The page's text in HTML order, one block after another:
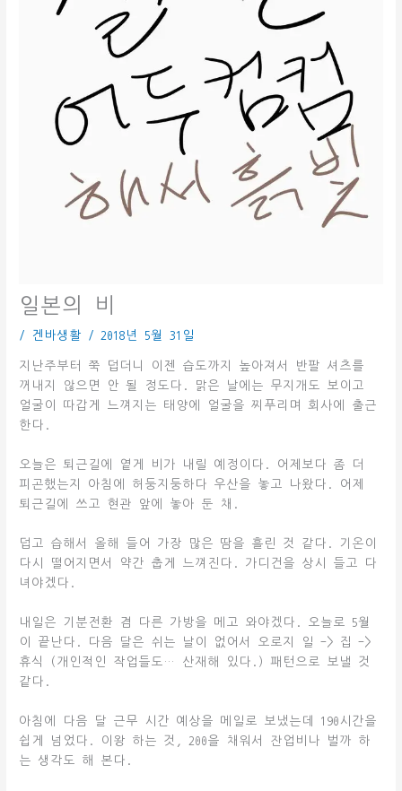
일본의 비
/ 겐바생활 / 2018년 5월 31일
지난주부터 쭉 덥더니 이젠 습도까지 높아져서 반팔 셔츠를
꺼내지 않으면 안 될 정도다. 맑은 날에는 무지개도 보이고
얼굴이 따갑게 느껴지는 태양에 얼굴을 찌푸리며 회사에 출근
한다.
오늘은 퇴근길에 옅게 비가 내릴 예정이다. 어제보다 좀 더
피곤했는지 아침에 허둥지둥하다 우산을 놓고 나왔다. 어제
퇴근길에 쓰고 현관 앞에 놓아 둔 채.
덥고 습해서 올해 들어 가장 많은 땀을 흘린 것 같다. 기온이
다시 떨어지면서 약간 춥게 느껴진다. 가디건을 상시 들고 다
녀야겠다.
내일은 기분전환 겸 다른 가방을 메고 와야겠다. 오늘로 5월
이 끝난다. 다음 달은 쉬는 날이 없어서 오로지 일 -> 집 ->
휴식 (개인적인 작업들도… 산재해 있다.) 패턴으로 보낼 것
같다.
아침에 다음 달 근무 시간 예상을 메일로 보냈는데 190시간을
쉽게 넘었다. 이왕 하는 것, 200을 채워서 잔업비나 벌까 하
는 생각도 해 본다.